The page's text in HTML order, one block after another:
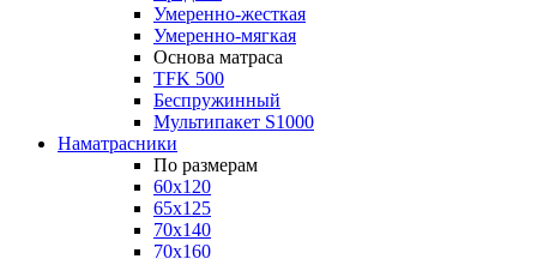
Умеренно-жесткая
Умеренно-мягкая
Основа матраса
TFK 500
Беспружинный
Мультипакет S1000
Наматрасники
По размерам
60x120
65x125
70x140
70x160